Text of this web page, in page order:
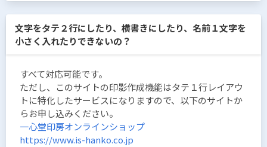
文字をタテ２行にしたり、横書きにしたり、名前１文字を
小さく入れたりできないの？
すべて対応可能です。
ただし、このサイトの印影作成機能はタテ１行レイアウ
トに特化したサービスになりますので、以下のサイトか
らお申し込みください。
一心堂印房オンラインショップ
https://www.is-hanko.co.jp